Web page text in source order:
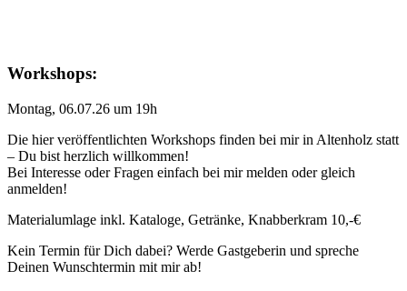
Workshops:
Montag, 06.07.26 um 19h
Die hier veröffentlichten Workshops finden bei mir in Altenholz statt
– Du bist herzlich willkommen!
Bei Interesse oder Fragen einfach bei mir melden oder gleich
anmelden!
Materialumlage inkl. Kataloge, Getränke, Knabberkram 10,-€
Kein Termin für Dich dabei? Werde Gastgeberin und spreche
Deinen Wunschtermin mit mir ab!